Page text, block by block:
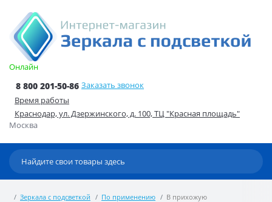
Онлайн
8 800 201-50-86 Заказать звонок
Время работы
Краснодар, ул. Дзержинского, д. 100, ТЦ "Красная площадь"
Москва
Зеркала с подсветкой По применению В прихожую